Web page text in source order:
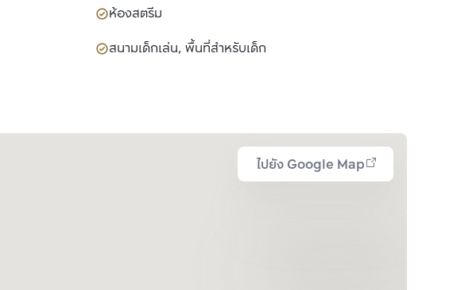
ห้องสตรีม
สนามเด็กเล่น, พื้นที่สำหรับเด็ก
ไปยัง Google Map